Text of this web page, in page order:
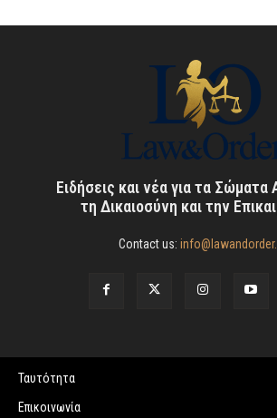
Ειδήσεις και νέα για τα Σώματα
τη Δικαιοσύνη και την
Contact us:
Ταυτότητα
Επικοινωνία